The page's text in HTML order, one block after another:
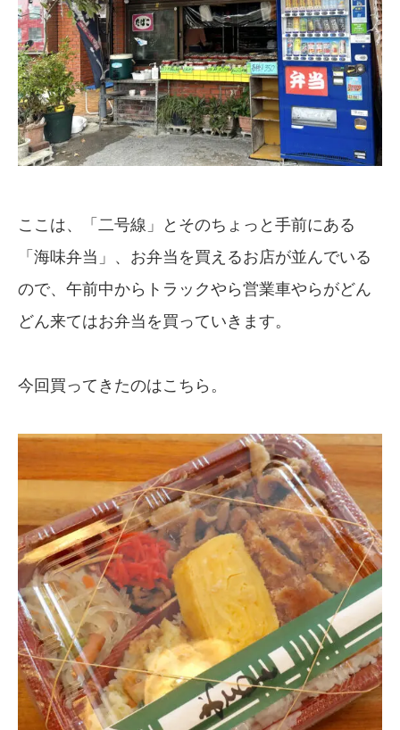
ここは、「二号線」とそのちょっと手前にある
「海味弁当」、お弁当を買えるお店が並んでいる
ので、午前中からトラックやら営業車やらがどん
どん来てはお弁当を買っていきます。
今回買ってきたのはこちら。